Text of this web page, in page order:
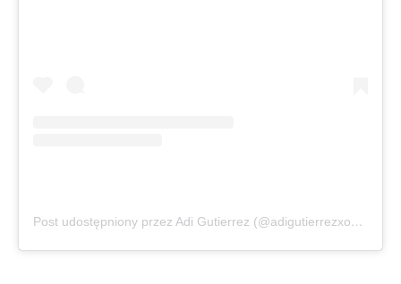
Post udostępniony przez Adi Gutierrez (@adigutierrezxoxo)